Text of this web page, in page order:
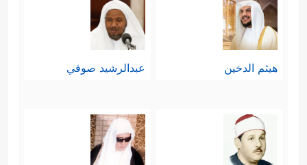
هيثم الدخين عبدالرشيد صوفي